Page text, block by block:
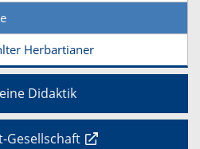
Herbartianer
Didaktik
Gesellschaft